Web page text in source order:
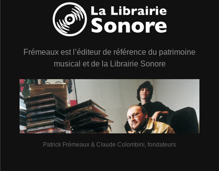
Frémeaux est l’éditeur de référence du patrimoine
musical et de la Librairie Sonore
Patrick Frémeaux & Claude Colombini, fondateurs